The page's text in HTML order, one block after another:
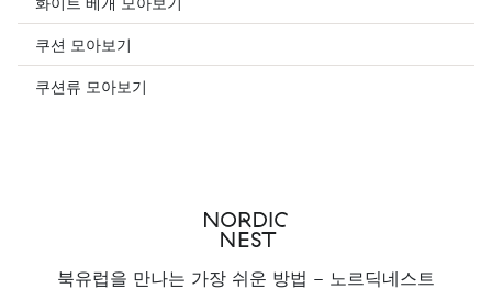
쿠션 모아보기
쿠션류 모아보기
북유럽을 만나는 가장 쉬운 방법 - 노르딕네스트